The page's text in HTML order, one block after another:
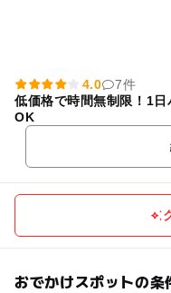
4.0
7件
低価格で時間無制限！1
OK
おでかけスポットの条